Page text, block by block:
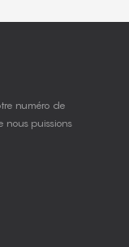
numéro de
nous puissions